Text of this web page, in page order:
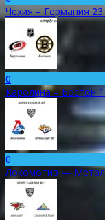
Чехия – Германия
0
Каролина – Бостон
0
Локомотив —